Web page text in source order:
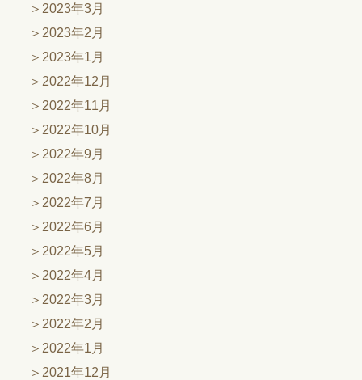
2023年3月
2023年2月
2023年1月
2022年12月
2022年11月
2022年10月
2022年9月
2022年8月
2022年7月
2022年6月
2022年5月
2022年4月
2022年3月
2022年2月
2022年1月
2021年12月